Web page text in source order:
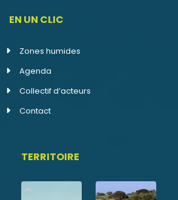
EN UN CLIC
Zones humides
Agenda
Collectif d’acteurs
Contact
TERRITOIRE